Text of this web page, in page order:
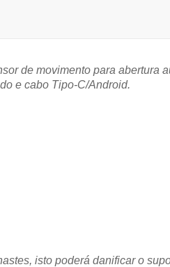
de movimento para abertura
e cabo Tipo-C/Android.
isto poderá danificar o